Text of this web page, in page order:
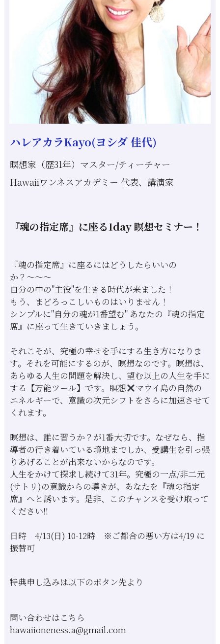
ハレアカラKayo(ヨシダ 佳代)
瞑想家（歴31年）マスター/ティーチャー
Hawaiiワンネスアカデミー 代表、講演家
『魂の指定席』に座る1day 瞑想セミナー！
『魂の指定席』に座るにはどうしたらいいの
か？〜〜〜
自分の中の"主役"を生きる時代が来ました！
もう、まどろっこしいものはいりません！
シンプルに"自分の魂が1番望む" あなたの『魂の指定
席』に座って生きていきましょう。
それこそが、究極の幸せを手にする生き方になりま
す。それを可能にするのが、瞑想なのです。瞑想は、
あらゆる人生の問題を解決し、望む以上の人生を手に
する【万能ツール】です。瞑想
マウイ島の自然の
エネルギーで、意識の次元シフトをさらに加速させて
くれます。
瞑想は、誰に習うか？が1番大切です。なぜなら、指
導者の行き着いている境地までしか、受講生を引っ張
りあげることが出来ないからなのです。
人生をかけて探求し続けて31年。究極の一点/非二元
(サトリ)の意識からの導きが、あなたを『魂の指定
席』へと誘います。是非、このチャンスを受け取って
ください‼︎
日時 4/13(日) 10-12時 ※ご都合の悪い方は4/19 に
振替可
特典申し込みは以下のボタン先より
問い合わせはこちら
hawaiioneness.a@gmail.com